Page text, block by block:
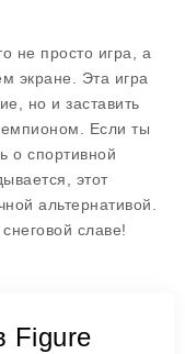
не просто игра, а
экране. Эта игра
но и заставить
Если ты
о спортивной
этот
альтернативой.
славе!
Figure